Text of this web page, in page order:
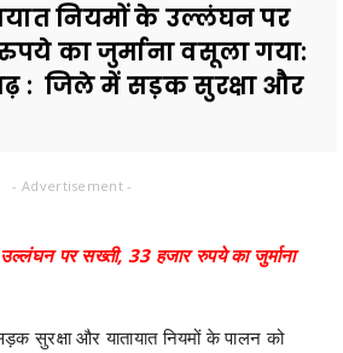
नियमों के उल्लंघन पर
का जुर्माना वसूला गया:
: जिले में सड़क सुरक्षा और
- Advertisement -
उल्लंघन पर सख्ती, 33 हजार रुपये का जुर्माना
सुरक्षा और यातायात नियमों के पालन को